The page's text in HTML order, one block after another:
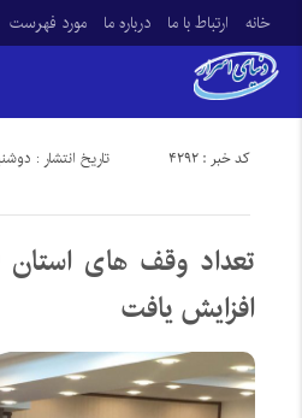
خانه ارتباط با ما درباره ما مورد فهرست
تاریخ انتشار : دوشنبه ۲۳ مهر ۱۳۹۷ - کد خبر : 4292
تعداد وقف های
افزایش یافت